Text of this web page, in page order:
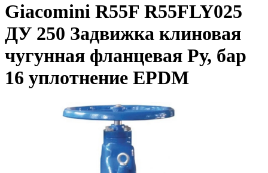
Giacomini R55F R55FLY025
ДУ 250 Задвижка клиновая
чугунная фланцевая Ру, бар
16 уплотнение EPDM